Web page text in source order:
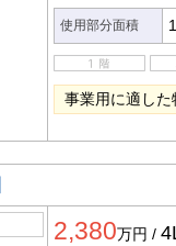
使用部分面積
事業用に適した
2,380万円 /